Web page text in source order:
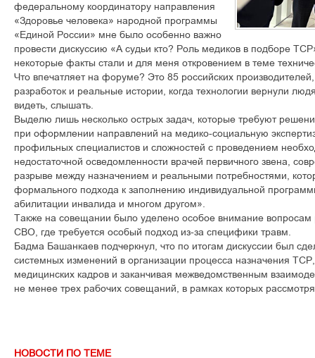
федеральному координатору направления
«Здоровье человека» народной программы
«Единой России» мне было особенно важно
провести дискуссию «А судьи кто? Роль медиков в подборе
некоторые факты стали и для меня откровением в теме
Что впечатляет на форуме? Это 85 российских
разработок и реальные истории, когда технологии вернули
видеть, слышать.
Выделю лишь несколько острых задач, которые требуют
при оформлении направлений на медико-социальную
профильных специалистов и сложностей с проведением
недостаточной осведомленности врачей первичного звена,
разрыве между назначением и реальными потребностями,
формального подхода к заполнению индивидуальной
абилитации инвалида и многом другом».
Также на совещании было уделено особое внимание вопросам
СВО, где требуется особый подход из-за специфики травм.
Бадма Башанкаев подчеркнул, что по итогам дискуссии был
системных изменений в организации процесса назначения
медицинских кадров и заканчивая межведомственным
не менее трех рабочих совещаний, в рамках которых
НОВОСТИ ПО ТЕМЕ